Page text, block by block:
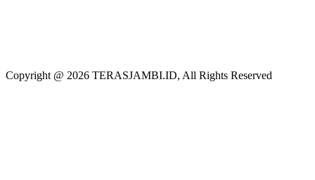
Copyright @ 2026 TERASJAMBI.ID, All Rights Reserved